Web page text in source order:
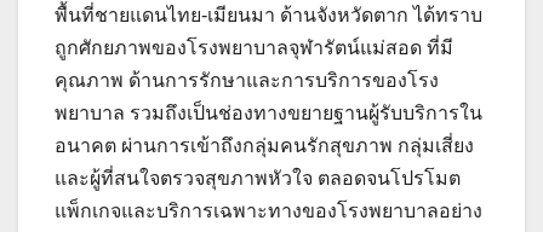
พื้นที่ชายแดนไทย-เมียนมา ด้านจังหวัดตาก ได้ทราบ
ถูกศักยภาพของโรงพยาบาลจุฬารัตน์แม่สอด ที่มี
คุณภาพ ด้านการรักษาและการบริการของโรง
พยาบาล รวมถึงเป็นช่องทางขยายฐานผู้รับบริการใน
อนาคต ผ่านการเข้าถึงกลุ่มคนรักสุขภาพ กลุ่มเสี่ยง
และผู้ที่สนใจตรวจสุขภาพหัวใจ ตลอดจนโปรโมต
แพ็กเกจและบริการเฉพาะทางของโรงพยาบาลอย่าง